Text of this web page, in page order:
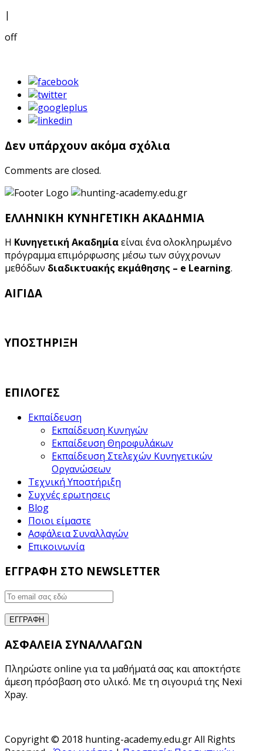
|
off
Δεν υπάρχουν ακόμα σχόλια
Comments are closed.
ΕΛΛΗΝΙΚΗ ΚΥΝΗΓΕΤΙΚΗ ΑΚΑΔΗΜΙΑ
Η Κυνηγετική Ακαδημίαείναι ένα ολοκληρωμένο
πρόγραμμα επιμόρφωσης μέσω των σύγχρονων
μεθόδων διαδικτυακής εκμάθησης – e Learning.
ΑΙΓΙΔΑ
ΥΠΟΣΤΗΡΙΞΗ
ΕΠΙΛΟΓΕΣ
Εκπαίδευση
Εκπαίδευση Κυνηγών
Εκπαίδευση Θηροφυλάκων
Εκπαίδευση Στελεχών Κυνηγετικών
Οργανώσεων
Τεχνική Υποστήριξη
Συχνές ερωτησεις
Blog
Ποιοι είμαστε
Ασφάλεια Συναλλαγών
Επικοινωνία
ΕΓΓΡΑΦΗ ΣΤΟ NEWSLETTER
ΑΣΦΑΛΕΙΑ ΣΥΝΑΛΛΑΓΩΝ
Πληρώστε online για τα μαθήματά σας και αποκτήστε
άμεση πρόσβαση στο υλικό. Με τη σιγουριά της Nexi
Xpay.
Copyright © 2018 hunting-academy.edu.gr All Rights